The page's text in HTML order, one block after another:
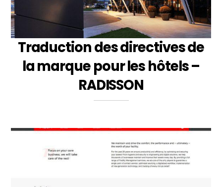
Traduction des directives de
la marque pour les hôtels –
RADISSON